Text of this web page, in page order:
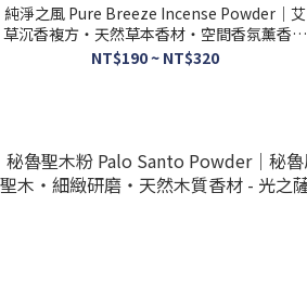
純淨之風 Pure Breeze Incense Powder｜艾
草沉香複方・天然草本香材・空間香氛薰香粉
- 光之薩滿
NT$190 ~ NT$320